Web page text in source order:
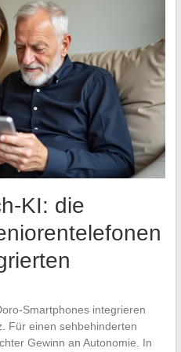
KI: die
Smartphones integrieren
Für einen sehbehinderten
Gewinn an Autonomie. In